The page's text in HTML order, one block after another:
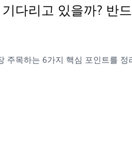
다리고 있을까? 반
주목하는 6가지 핵심 포인트를